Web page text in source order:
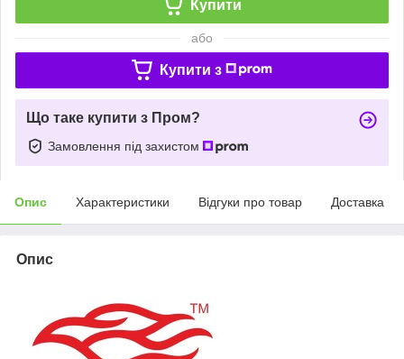
Купити
або
Купити з
Що таке купити з Пром?
Замовлення під захистом
Опис Характеристики Відгуки про товар Доставка
Опис